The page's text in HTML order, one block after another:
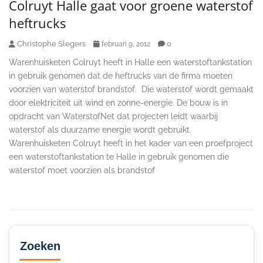
Colruyt Halle gaat voor groene waterstof
heftrucks
Christophe Slegers februari 9, 2012 0
Warenhuisketen Colruyt heeft in Halle een waterstoftankstation
in gebruik genomen dat de heftrucks van de firma moeten
voorzien van waterstof brandstof. Die waterstof wordt gemaakt
door elektriciteit uit wind en zonne-energie. De bouw is in
opdracht van WaterstofNet dat projecten leidt waarbij
waterstof als duurzame energie wordt gebruikt.
Warenhuisketen Colruyt heeft in het kader van een proefproject
een waterstoftankstation te Halle in gebruik genomen die
waterstof moet voorzien als brandstof
Secondary
Sidebar
Zoeken